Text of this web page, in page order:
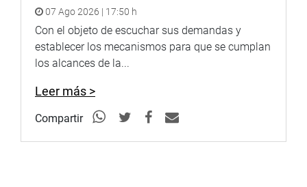
OFICINA DE COMUNICACIONES E IMAGEN
INSTITUCIONAL
07 Ago 2026 | 17:50 h
Con el objeto de escuchar sus demandas y
establecer los mecanismos para que se cumplan
los alcances de la...
Leer más >
Compartir